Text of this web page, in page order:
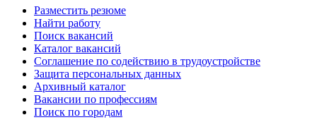
Разместить резюме
Найти работу
Поиск вакансий
Каталог вакансий
Соглашение по содействию в трудоустройстве
Защита персональных данных
Архивный каталог
Вакансии по профессиям
Поиск по городам